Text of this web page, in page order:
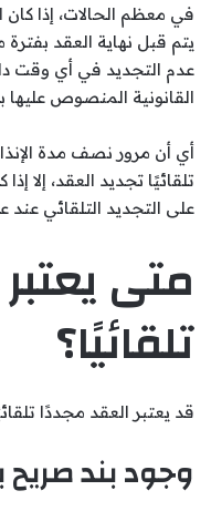
في معظم الحالات، إذا
يتم قبل نهاية العقد
عدم التجديد في أي وقت
القانونية المنصوص عليها
أي أن مرور نصف مدة
تلقائيًا تجديد العقد،
على التجديد التلقائي عند
متى
تلقائيًا؟
قد يعتبر العقد مجددًا
وجود بند صريح